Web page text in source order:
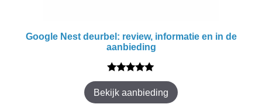
Google Nest deurbel: review, informatie en in de
aanbieding
5.00van 5
Bekijk aanbieding